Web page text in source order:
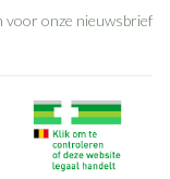
voor onze nieuwsbrief